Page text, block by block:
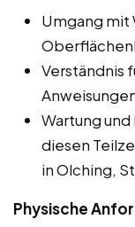
Umgang mit
Verständnis
Wartung
diesen
in Olching,
Physische